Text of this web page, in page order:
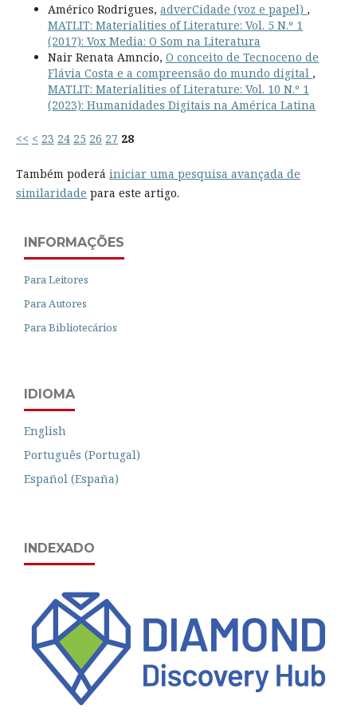
Américo Rodrigues, adverCidade (voz e papel) ,
MATLIT: Materialities of Literature: Vol. 5 N.º 1
(2017): Vox Media: O Som na Literatura
Nair Renata Amncio, O conceito de Tecnoceno de
Flávia Costa e a compreensão do mundo digital ,
MATLIT: Materialities of Literature: Vol. 10 N.º 1
(2023): Humanidades Digitais na América Latina
<< < 23 24 25 26 27 28
Também poderá iniciar uma pesquisa avançada de
similaridade para este artigo.
INFORMAÇÕES
Para Leitores
Para Autores
Para Bibliotecários
IDIOMA
English
Português (Portugal)
Español (España)
INDEXADO